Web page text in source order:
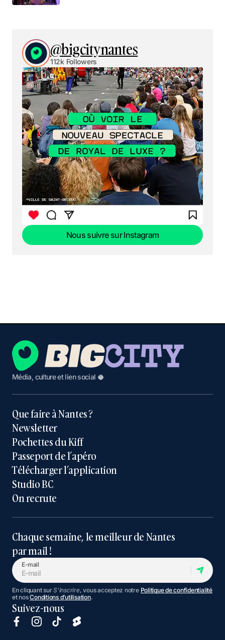
@bigcitynantes
112k Followers
Nous suivre sur Instagram
Média, culture et lien social 🥥
Que faire à Nantes ?
Newsletter
Pochettes du Kiff
Passeport de l’apéro
Télécharger l’application
Studio BC
On recrute
Chaque semaine, le meilleur de Nantes
par mail !
E-mail
En cliquant surS'inscrire, vous acceptez notre Politique de confidentialité
et nosConditions d’utilisation.
Suivez-nous